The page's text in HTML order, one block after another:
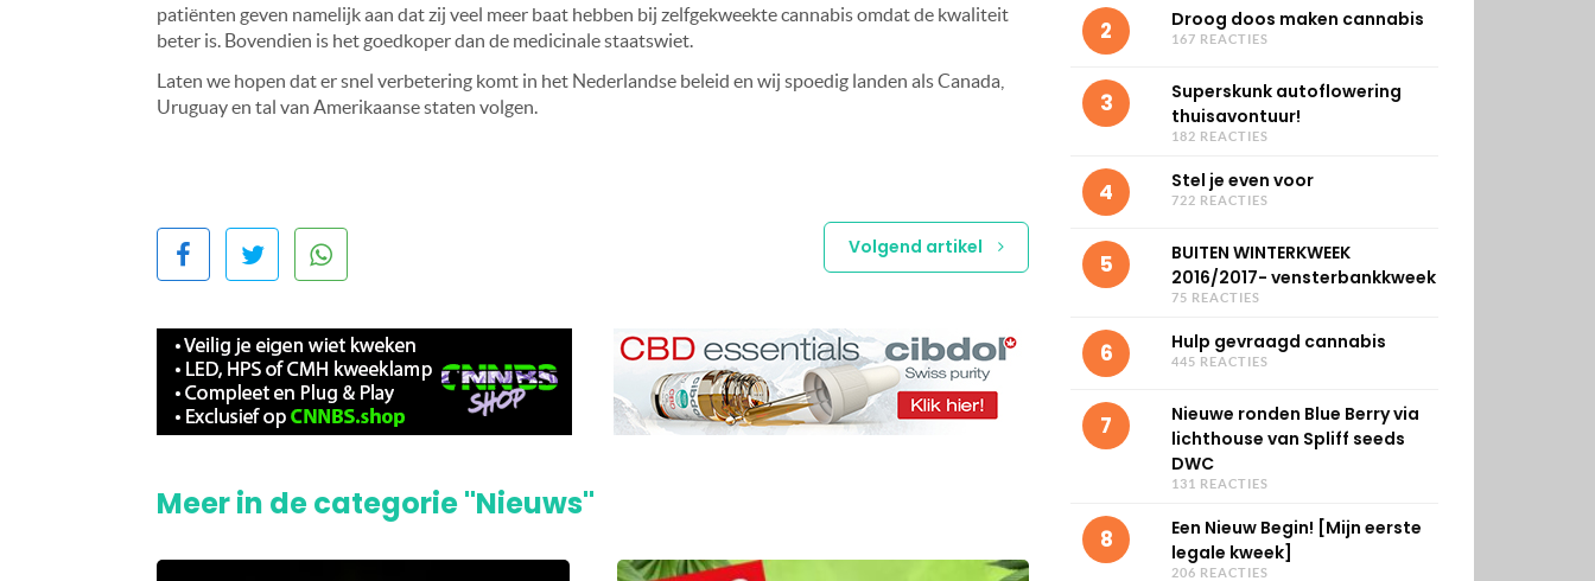
patiënten geven namelijk aan dat zij veel meer baat hebben bij zelfgekweekte cannabis omdat de kwaliteit
beter is. Bovendien is het goedkoper dan de medicinale staatswiet.
Laten we hopen dat er snel verbetering komt in het Nederlandse beleid en wij spoedig landen als Canada,
Uruguay en tal van Amerikaanse staten volgen.
Volgend artikel
Meer in de categorie "Nieuws"
2 Droog doos maken cannabis
167 REACTIES
3
Superskunk autoflowering
thuisavontuur!
182 REACTIES
4 Stel je even voor
722 REACTIES
5
BUITEN WINTERKWEEK
2016/2017- vensterbankkweek
75 REACTIES
6 Hulp gevraagd cannabis
445 REACTIES
7
Nieuwe ronden Blue Berry via
lichthouse van Spliff seeds
DWC
131 REACTIES
8
Een Nieuw Begin! [Mijn eerste
legale kweek]
206 REACTIES